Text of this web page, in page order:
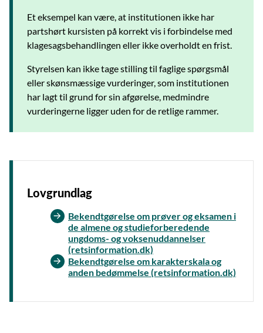
Et eksempel kan være, at institutionen ikke har
partshørt kursisten på korrekt vis i forbindelse med
klagesagsbehandlingen eller ikke overholdt en frist.
Styrelsen kan ikke tage stilling til faglige spørgsmål
eller skønsmæssige vurderinger, som institutionen
har lagt til grund for sin afgørelse, medmindre
vurderingerne ligger uden for de retlige rammer.
Lovgrundlag
Bekendtgørelse om prøver og eksamen i
de almene og studieforberedende
ungdoms- og voksenuddannelser
(retsinformation.dk)
Bekendtgørelse om karakterskala og
anden bedømmelse (retsinformation.dk)